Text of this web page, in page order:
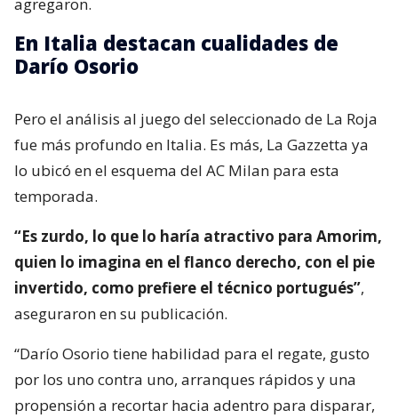
En Italia destacan cualidades de
Darío Osorio
Pero el análisis al juego del seleccionado de La Roja
fue más profundo en Italia. Es más, La Gazzetta ya
lo ubicó en el esquema del AC Milan para esta
temporada.
“Es zurdo, lo que lo haría atractivo para Amorim,
quien lo imagina en el flanco derecho, con el pie
invertido, como prefiere el técnico portugués”,
aseguraron en su publicación.
“Darío Osorio tiene habilidad para el regate, gusto
por los uno contra uno, arranques rápidos y una
propensión a recortar hacia adentro para disparar,